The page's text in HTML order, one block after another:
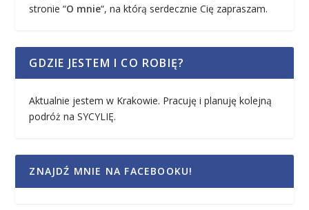
stronie “O mnie“, na którą serdecznie Cię zapraszam.
GDZIE JESTEM I CO ROBIĘ?
Aktualnie jestem w Krakowie. Pracuję i planuję kolejną
podróż na SYCYLIĘ.
ZNAJDŹ MNIE NA FACEBOOKU!